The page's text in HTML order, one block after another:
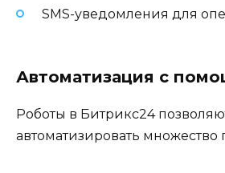
SMS-уведомления для
Автоматизация с
Роботы в Битрикс24
автоматизировать множество